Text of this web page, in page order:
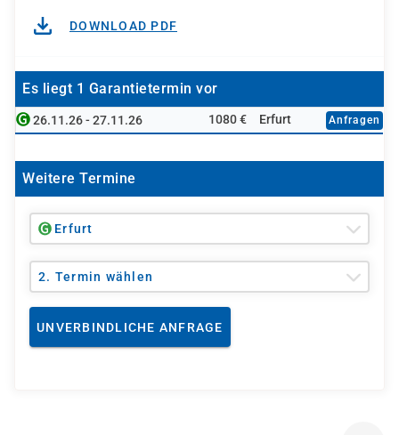
DOWNLOAD PDF
Es liegt 1 Garantietermin vor
26.11.26 - 27.11.26 1080 € Erfurt Anfragen
Weitere Termine
Erfurt
2. Termin wählen
UNVERBINDLICHE ANFRAGE